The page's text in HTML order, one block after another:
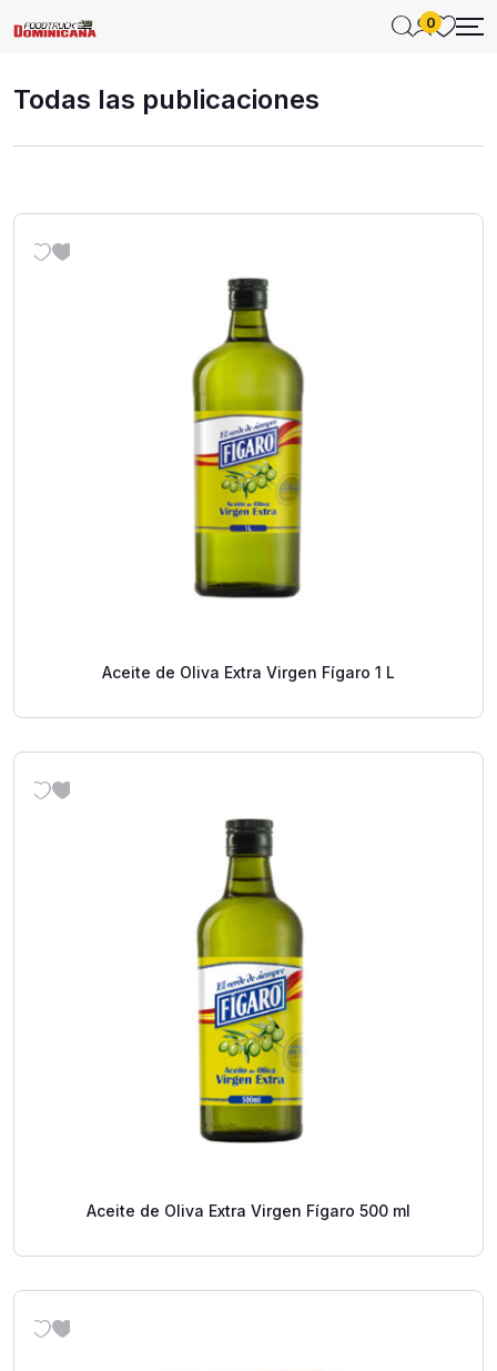
0
Todas las publicaciones
Aceite de Oliva Extra Virgen Fígaro 1 L
Aceite de Oliva Extra Virgen Fígaro 500 ml